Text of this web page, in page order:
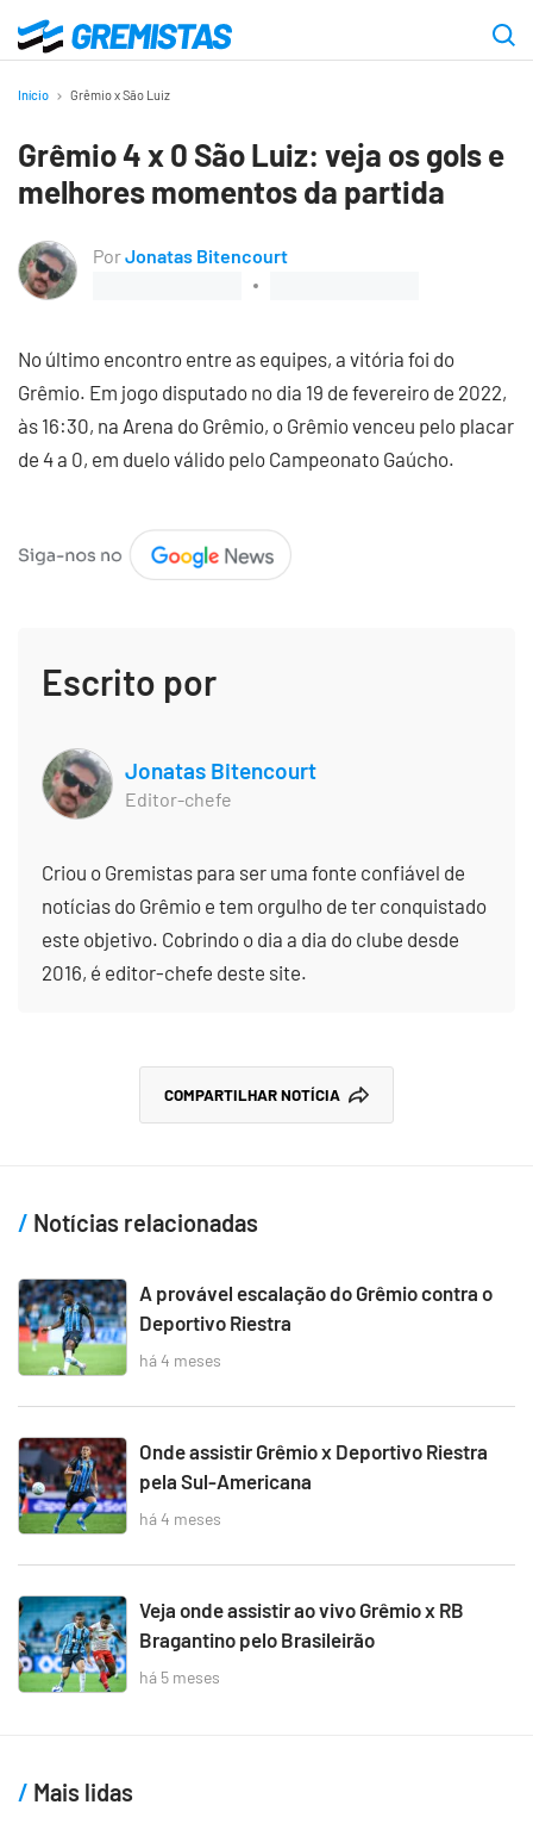
para
principal
Gremistas
Início Grêmio x São Luiz
Grêmio 4 x 0 São Luiz: veja os gols e
melhores momentos da partida
PorJonatas Bitencourt
No último encontro entre as equipes, a vitória foi do
Grêmio. Em jogo disputado no dia 19 de fevereiro de 2022,
às 16:30, na Arena do Grêmio, o Grêmio venceu pelo placar
de 4 a 0, em duelo válido pelo Campeonato Gaúcho.
Escrito por
Jonatas Bitencourt
Editor-chefe
Criou o Gremistas para ser uma fonte confiável de
notícias do Grêmio e tem orgulho de ter conquistado
este objetivo. Cobrindo o dia a dia do clube desde
2016, é editor-chefe deste site.
COMPARTILHAR NOTÍCIA
Notícias relacionadas
A provável escalação do Grêmio contra o
Deportivo Riestra
há 4 meses
Onde assistir Grêmio x Deportivo Riestra
pela Sul-Americana
há 4 meses
Veja onde assistir ao vivo Grêmio x RB
Bragantino pelo Brasileirão
há 5 meses
Mais lidas